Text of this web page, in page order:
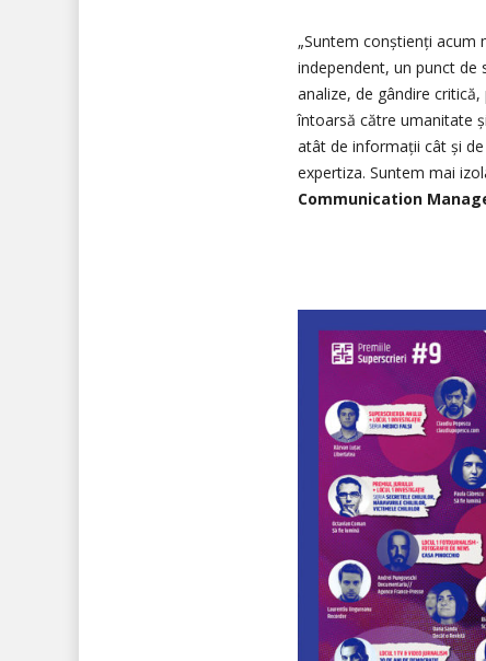
„Suntem conștienți acum
independent, un punct de
analize, de gândire
întoarsă către umanitate
atât de informații cât și
expertiza. Suntem mai
Communication